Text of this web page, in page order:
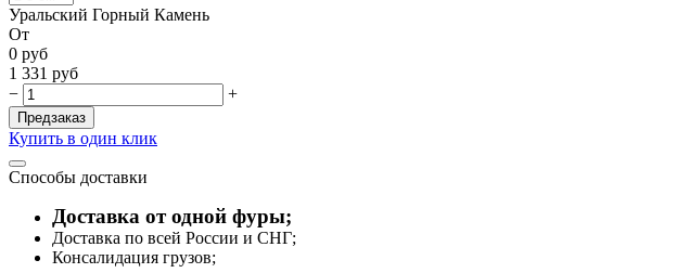
Уральский Горный Камень
От
0 руб
1 331 руб
−
+
Предзаказ
Купить в один клик
Способы доставки
Доставка от одной фуры;
Доставка по всей России и СНГ;
Консалидация грузов;